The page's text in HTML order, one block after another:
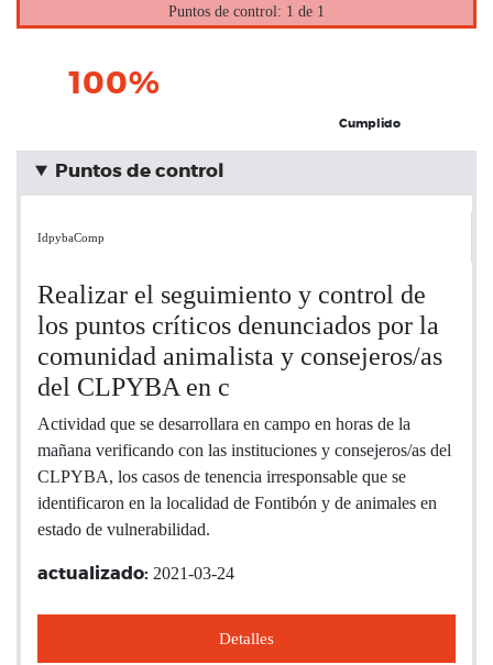
Puntos de control: 1 de 1
100%
Cumplido
Puntos de control
IdpybaComp
Realizar el seguimiento y control de
los puntos críticos denunciados por la
comunidad animalista y consejeros/as
del CLPYBA en c
Actividad que se desarrollara en campo en horas de la
mañana verificando con las instituciones y consejeros/as del
CLPYBA, los casos de tenencia irresponsable que se
identificaron en la localidad de Fontibón y de animales en
estado de vulnerabilidad.
actualizado: 2021-03-24
Detalles